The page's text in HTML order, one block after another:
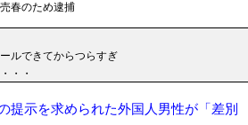
春のため逮捕
ルできてからつらすぎ
・・
提示を求められた外国人男性が「差別